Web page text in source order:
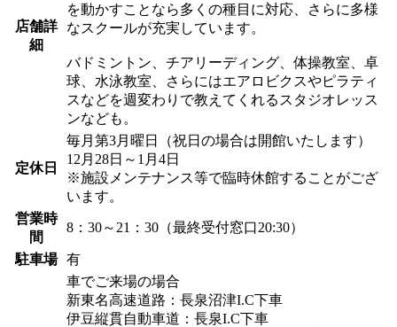
店舗詳
細
を動かすことなら多くの種目に対応、さらに多様
なスクールが充実しています。
バドミントン、チアリーディング、体操教室、卓
球、水泳教室、さらにはエアロビクスやピラティ
スなどを週変わりで教えてくれるスタジオレッス
ンなども。
定休日
毎月第3月曜日（祝日の場合は開館いたします）
12月28日～1月4日
※施設メンテナンス等で臨時休館することがござ
います。
営業時
間
8：30～21：30（最終受付窓口20:30）
駐車場 有
車でご来場の場合
新東名高速道路：長泉沼津I.C下車
伊豆縦貫自動車道：長泉I.C下車